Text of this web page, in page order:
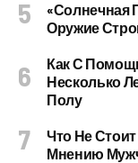
«Солнечная
Оружие
Как С
Несколько
Полу
Что Не
Мнению